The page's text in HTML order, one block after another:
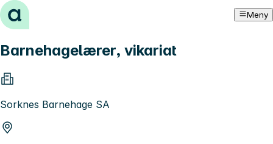
Hopp til innhold Meny
Barnehagelærer, vikariat
Sorknes Barnehage SA